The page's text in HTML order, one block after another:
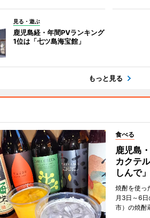
見る・遊ぶ
鹿児島経・年間PVランキング
1位は「七ツ島海宝館」
もっと見る
食べる
鹿児島
カクテ
しんで」
焼酎を使っ
月3日～6
市）の焼酎